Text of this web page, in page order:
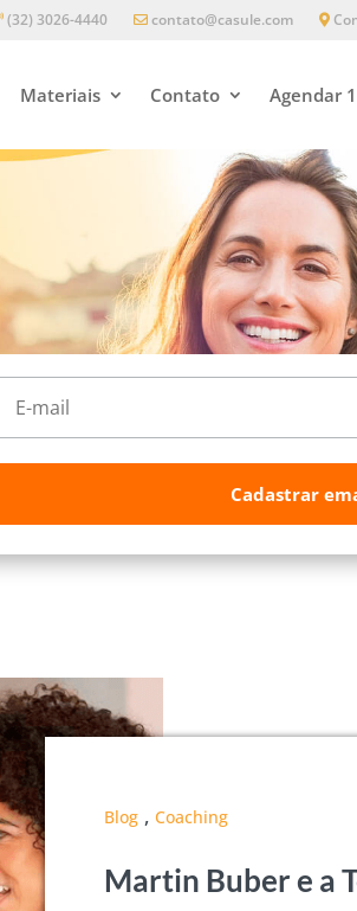
(32) 3026-4440 contato@casule.com
Materiais Contato Agendar
Cadastrar
Blog , Coaching
Martin Buber e a